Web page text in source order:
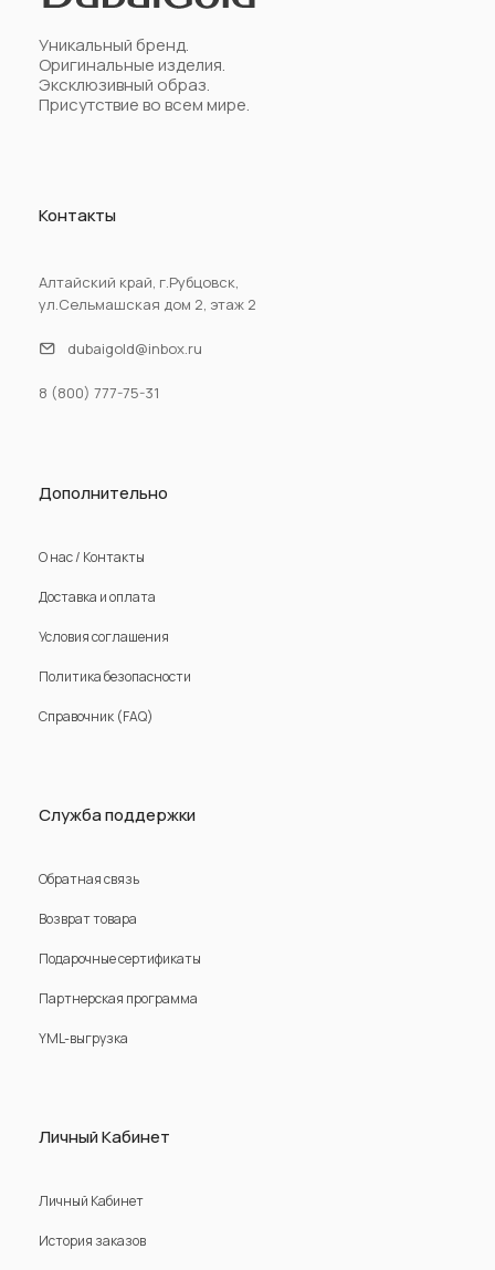
Уникальный бренд.
Оригинальные изделия.
Эксклюзивный образ.
Присутствие во всем мире.
Контакты
Алтайский край, г.Рубцовск,
ул.Сельмашская дом 2, этаж 2
dubaigold@inbox.ru
8 (800) 777-75-31
Дополнительно
О нас / Контакты
Доставка и оплата
Условия соглашения
Политика безопасности
Справочник (FAQ)
Служба поддержки
Обратная связь
Возврат товара
Подарочные сертификаты
Партнерская программа
YML-выгрузка
Личный Кабинет
Личный Кабинет
История заказов